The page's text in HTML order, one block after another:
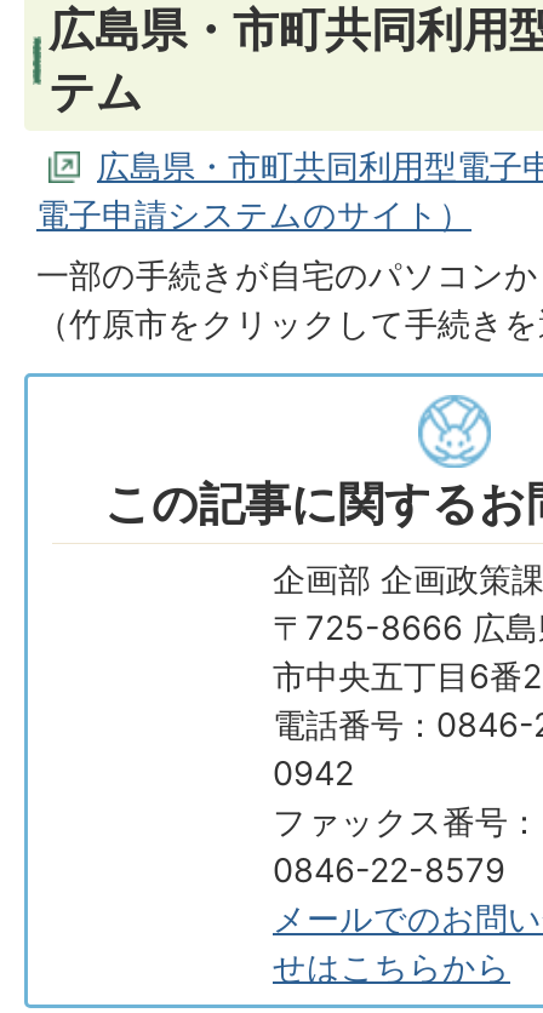
広島県・市町共同利用
テム
広島県・市町共同利用型電子
電子申請システムのサイト）
一部の手続きが自宅のパソコン
（竹原市をクリックして手続き
この記事に関する
企画部 企画政策課
〒725-8666 広島
市中央五丁目6番
電話番号：
0942
ファックス番号：
0846-22-8579
メールでのお問
せはこちらから